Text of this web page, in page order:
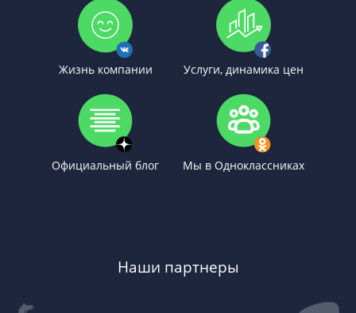
Жизнь компании Услуги, динамика цен
Официальный блог Мы в Одноклассниках
Наши партнеры